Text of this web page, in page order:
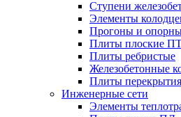
Ступени
Элементы
Прогоны и
Плиты плоские
Плиты ребристые
Железобетонные
Плиты перекрытия
Инженерные сети
Элементы